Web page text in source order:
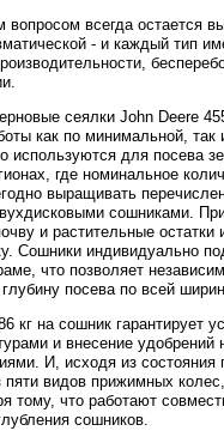
всегда остается
- и каждый тип
сеялки John Deere
как по минимальной, так
используются для посева
где номинальное
выращивать
сошниками.
и растительные остатки
Сошники индивидуально
что позволяет
посева по всей
кг на сошник гарантирует
и внесение удобрений
И, исходя из состояния
видов прижимных
тому, что работают
сошников.